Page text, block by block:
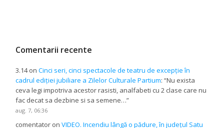
Comentarii recente
3.14onCinci seri, cinci spectacole de teatru de excepție în
cadrul ediției jubiliare a Zilelor Culturale Partium: “Nu exista
ceva legi impotriva acestor rasisti, analfabeti cu 2 clase care nu
fac decat sa dezbine si sa semene…”
aug. 7, 06:36
comentator onVIDEO. Incendiu lângă o pădure, în județul Satu